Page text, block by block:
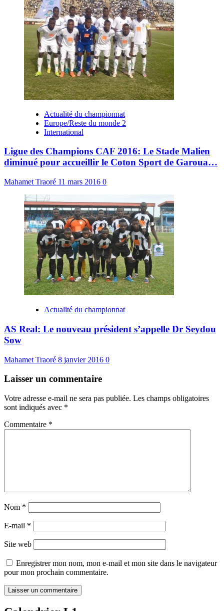
Actualité du championnat
Europe/Reste du monde 2
International
Ligue des Champions CAF 2016: Le Stade Malien
diminué pour accueillir le Coton Sport de Garoua…
Mahamet Traoré 11 mars 2016 0
Actualité du championnat
AS Real: Le nouveau président s’appelle Dr Seydou
Sow
Mahamet Traoré 8 janvier 2016 0
Laisser un commentaire
Votre adresse e-mail ne sera pas publiée. Les champs obligatoires
sont indiqués avec *
Commentaire *
Nom *
E-mail *
Site web
Enregistrer mon nom, mon e-mail et mon site dans le navigateur
pour mon prochain commentaire.